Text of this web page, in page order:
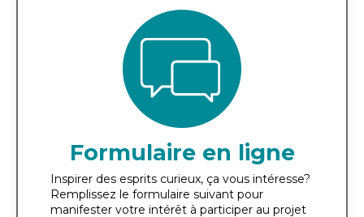
Formulaire en ligne
Inspirer des esprits curieux, ça vous intéresse?
Remplissez le formulaire suivant pour
manifester votre intérêt à participer au projet